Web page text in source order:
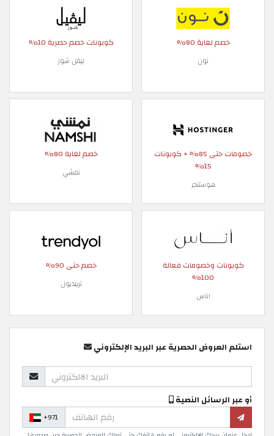
خصم لغاية 80%
نون
كوبونات خصم حصرية 10%
ليفل شوز
خصومات حتى 85% + كوبونات
15%
هوستنجر
خصم لغاية 80%
نمشي
كوبونات وخصومات فعالة
100%
اناس
خصم حتى 90%
ترينديول
استلم العروض الحصرية عبر البريد الإلكتروني
أو عبر الرسائل النصية
+971